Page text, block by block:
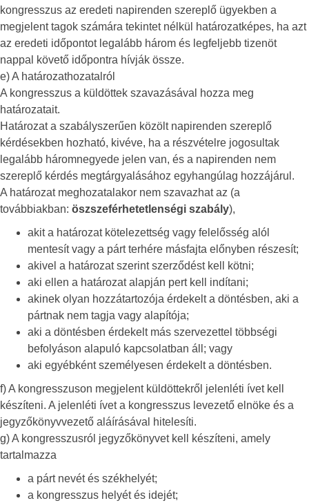
kongresszus az eredeti napirenden szereplő ügyekben a
megjelent tagok számára tekintet nélkül határozatképes, ha azt
az eredeti időpontot legalább három és legfeljebb tizenöt
nappal követő időpontra hívják össze.
e) A határozathozatalról
A kongresszus a küldöttek szavazásával hozza meg
határozatait.
Határozat a szabályszerűen közölt napirenden szereplő
kérdésekben hozható, kivéve, ha a részvételre jogosultak
legalább háromnegyede jelen van, és a napirenden nem
szereplő kérdés megtárgyalásához egyhangúlag hozzájárul.
A határozat meghozatalakor nem szavazhat az (a
továbbiakban: öszszeférhetetlenségi szabály),
akit a határozat kötelezettség vagy felelősség alól
mentesít vagy a párt terhére másfajta előnyben részesít;
akivel a határozat szerint szerződést kell kötni;
aki ellen a határozat alapján pert kell indítani;
akinek olyan hozzátartozója érdekelt a döntésben, aki a
pártnak nem tagja vagy alapítója;
aki a döntésben érdekelt más szervezettel többségi
befolyáson alapuló kapcsolatban áll; vagy
aki egyébként személyesen érdekelt a döntésben.
f) A kongresszuson megjelent küldöttekről jelenléti ívet kell
készíteni. A jelenléti ívet a kongresszus levezető elnöke és a
jegyzőkönyvvezető aláírásával hitelesíti.
g) A kongresszusról jegyzőkönyvet kell készíteni, amely
tartalmazza
a párt nevét és székhelyét;
a kongresszus helyét és idejét;